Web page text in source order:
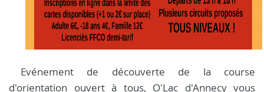
Evénement de découverte de la course
d'orientation ouvert à tous, O'Lac d'Annecy vous